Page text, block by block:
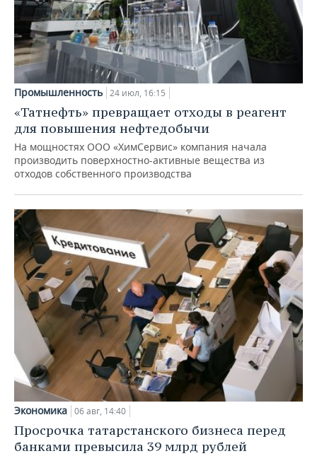
Промышленность 24 июл, 16:15
«Татнефть» превращает отходы в реагент
для повышения нефтедобычи
На мощностях ООО «ХимСервис» компания начала
производить поверхностно-активные вещества из
отходов собственного производства
Экономика 06 авг, 14:40
Просрочка татарстанского бизнеса перед
банками превысила 39 млрд рублей